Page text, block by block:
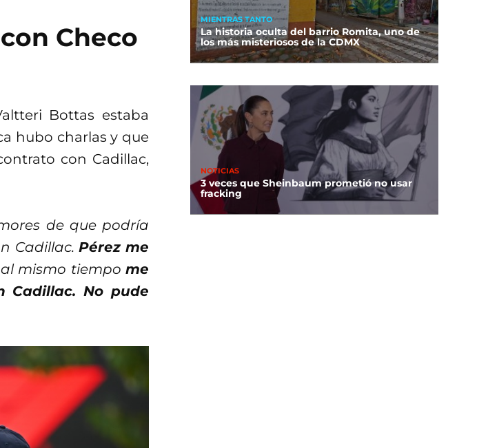
Checo
Bottas estaba
hubo charlas y que
con Cadillac,
de que podría
Cadillac. Pérez me
mismo tiempo me
No pude
MIENTRAS TANTO
La historia oculta del barrio Romita, uno de
los más misteriosos de la CDMX
NOTICIAS
3 veces que Sheinbaum prometió no usar
fracking